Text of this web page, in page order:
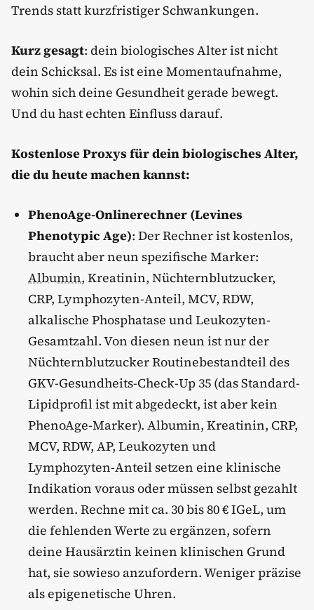
Trends statt kurzfristiger Schwankungen.
Kurz gesagt: dein biologisches Alter ist nicht
dein Schicksal. Es ist eine Momentaufnahme,
wohin sich deine Gesundheit gerade bewegt.
Und du hast echten Einfluss darauf.
Kostenlose Proxys für dein biologisches Alter,
die du heute machen kannst:
PhenoAge-Onlinerechner (Levines
Phenotypic Age): Der Rechner ist kostenlos,
braucht aber neun spezifische Marker:
Albumin, Kreatinin, Nüchternblutzucker,
CRP, Lymphozyten-Anteil, MCV, RDW,
alkalische Phosphatase und Leukozyten-
Gesamtzahl. Von diesen neun ist nur der
Nüchternblutzucker Routinebestandteil des
GKV-Gesundheits-Check-Up 35 (das Standard-
Lipidprofil ist mit abgedeckt, ist aber kein
PhenoAge-Marker). Albumin, Kreatinin, CRP,
MCV, RDW, AP, Leukozyten und
Lymphozyten-Anteil setzen eine klinische
Indikation voraus oder müssen selbst gezahlt
werden. Rechne mit ca. 30 bis 80 € IGeL, um
die fehlenden Werte zu ergänzen, sofern
deine Hausärztin keinen klinischen Grund
hat, sie sowieso anzufordern. Weniger präzise
als epigenetische Uhren.